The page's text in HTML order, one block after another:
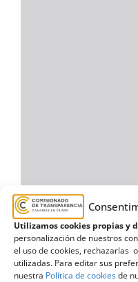
Utilizamos cookies propias y
personalización de nuestros
el uso de cookies, rechazarlas
utilizadas. Para editar sus
nuestra Política de cookiesde